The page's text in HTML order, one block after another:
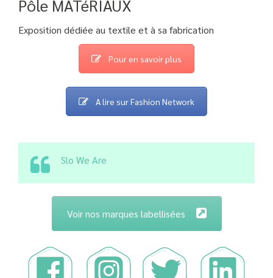
Pôle MATéRIAUX
Exposition dédiée au textile et à sa fabrication
Pour en savoir plus
A lire sur Fashion Network
Slo We Are
Voir nos marques labellisées